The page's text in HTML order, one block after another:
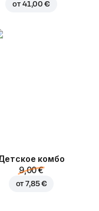
от 41,00 €
комбо
9,00 €
от7,85 €